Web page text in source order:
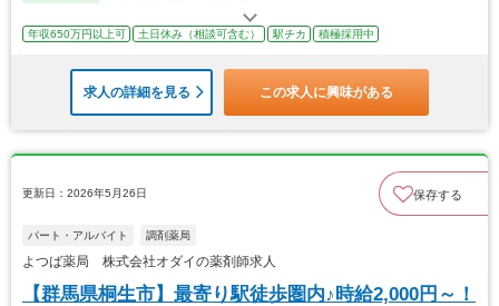
年収650万円以上可 土日休み（相談可含む） 駅チカ 積極採用中
求人の詳細を見る この求人に興味がある
更新日：2026年5月26日 保存する
パート・アルバイト 調剤薬局
よつば薬局 株式会社オダイの薬剤師求人
【群馬県桐生市】最寄り駅徒歩圏内♪時給2,000円～！